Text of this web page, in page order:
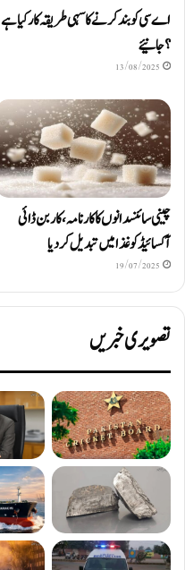
اے سی کو بند کرنے کا سہی طریقہ کار کیا ہے
؟ جانیئے
13/08/2025
چینی سائنسدانوں کا کارنامہ، کاربن ڈائی
آکسائیڈ کو غذا میں تبدیل کردیا
19/07/2025
تصویری خبریں